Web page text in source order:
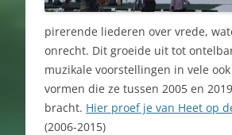
pirerende liederen over vrede,
onrecht. Dit groeide uit tot
muzikale voorstellingen in vele
vormen die ze tussen 2005 en
bracht. Hier proef je van Heet op
(2006-2015)